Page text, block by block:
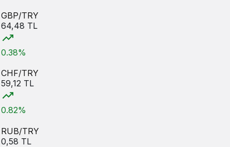
GBP/TRY
64,48 TL
0.38%
CHF/TRY
59,12 TL
0.82%
RUB/TRY
0,58 TL